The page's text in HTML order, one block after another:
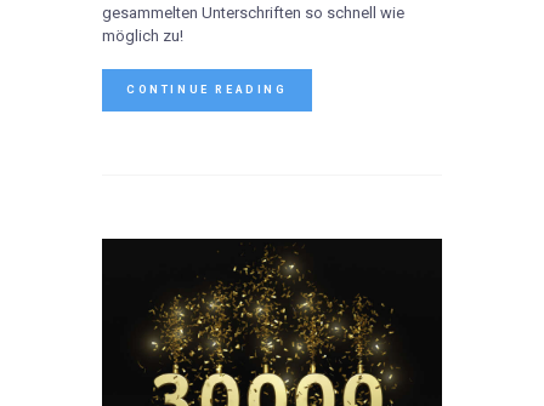
gesammelten Unterschriften so schnell wie
möglich zu!
CONTINUE READING